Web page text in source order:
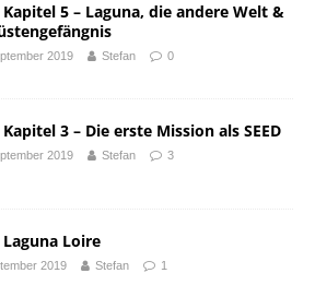
Kapitel 5 – Laguna, die andere Welt &
2019 Stefan 0
Kapitel 3 – Die erste Mission als SEED
2019 Stefan 3
Laguna Loire
2019 Stefan 1